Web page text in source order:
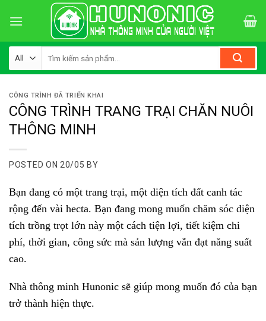
kiếm:
CÔNG TRÌNH ĐÃ TRIỂN KHAI
CÔNG TRÌNH TRANG TRẠI CHĂN NUÔI
THÔNG MINH
POSTED ON 20/05 BY
Bạn đang có một trang trại, một diện tích đất canh tác
rộng đến vài hecta. Bạn đang mong muốn chăm sóc diện
tích trồng trọt lớn này một cách tiện lợi, tiết kiệm chi
phí, thời gian, công sức mà sản lượng vẫn đạt năng suất
cao.
Nhà thông minh Hunonic sẽ giúp mong muốn đó của bạn
trở thành hiện thực.